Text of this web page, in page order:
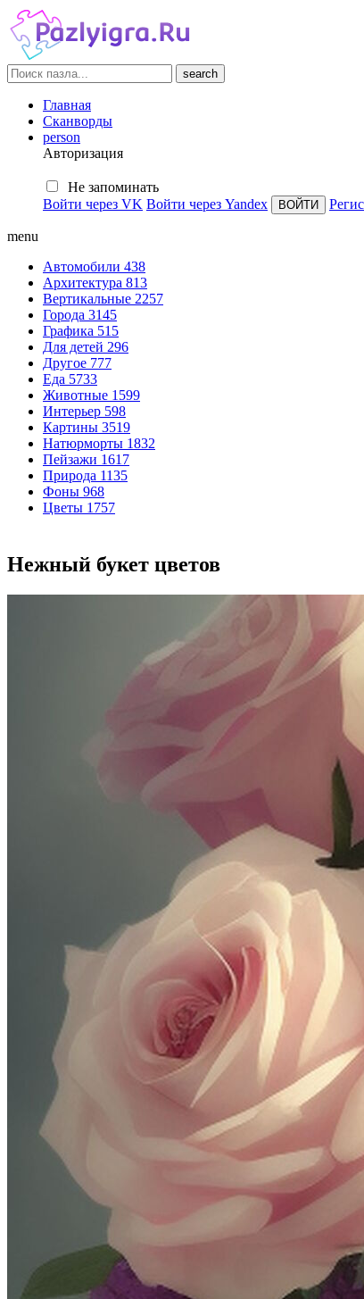
search
Главная
Сканворды
person
Авторизация
Не запоминать
Войти через VK Войти через Yandex
menu
Автомобили 438
Архитектура 813
Вертикальные 2257
Города 3145
Графика 515
Для детей 296
Другое 777
Еда 5733
Животные 1599
Интерьер 598
Картины 3519
Натюрморты 1832
Пейзажи 1617
Природа 1135
Фоны 968
Цветы 1757
Нежный букет цветов